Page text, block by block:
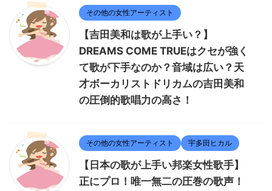
その他の女性アーティスト
【吉田美和は歌が上手い？】
DREAMS COME TRUEはクセが強く
て歌が下手なのか？音域は広い？天
才ボーカリストドリカムの吉田美和
の圧倒的歌唱力の高さ！
その他の女性アーティスト 宇多田ヒカル
【日本の歌が上手い邦楽女性歌手】
正にプロ！唯一無二の圧巻の歌声！